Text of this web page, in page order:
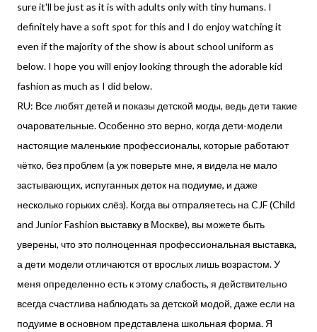
sure it'll be just as it is with adults only with tiny humans. I
definitely have a soft spot for this and I do enjoy watching it
even if the majority of the show is about school uniform as
below. I hope you will enjoy looking through the adorable kid
fashion as much as I did below.
RU: Все любят детей и показы детской моды, ведь дети такие
очаровательные. Особенно это верно, когда дети-модели
настоящие маленькие профессионалы, которые работают
чётко, без проблем (а уж поверьте мне, я видела не мало
застывающих, испуганных деток на подиуме, и даже
несколько горьких слёз). Когда вы отпраляетесь на CJF (Child
and Junior Fashion выставку в Москве), вы можете быть
уверены, что это полноценная профессиональная выставка,
а дети модели отличаются от врослых лишь возрастом. У
меня определенно есть к этому слабость, я действительно
всегда счастлива наблюдать за детской модой, даже если на
подуиме в основном представлена школьная форма. Я